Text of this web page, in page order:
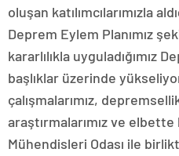
oluşan katılımcılarımızla
Deprem Eylem Planımız
kararlılıkla uyguladığımız
başlıklar üzerinde
çalışmalarımız,
araştırmalarımız ve
Mühendisleri Odası ile